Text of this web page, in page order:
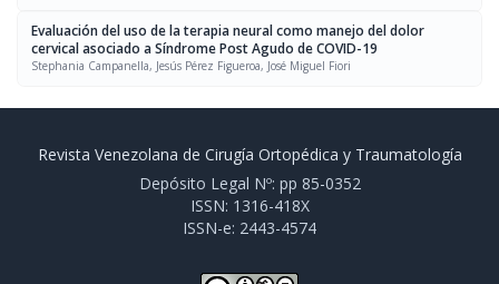
Evaluación del uso de la terapia neural como manejo del dolor
cervical asociado a Síndrome Post Agudo de COVID-19
Stephania Campanella, Jesús Pérez Figueroa, José Miguel Fiori
Revista Venezolana de Cirugía Ortopédica y Traumatología
Depósito Legal Nº: pp 85-0352
ISSN: 1316-418X
ISSN-e: 2443-4574